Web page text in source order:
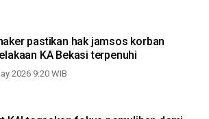
pastikan hak jamsos korban
KA Bekasi terpenuhi
2026 9:20 WIB